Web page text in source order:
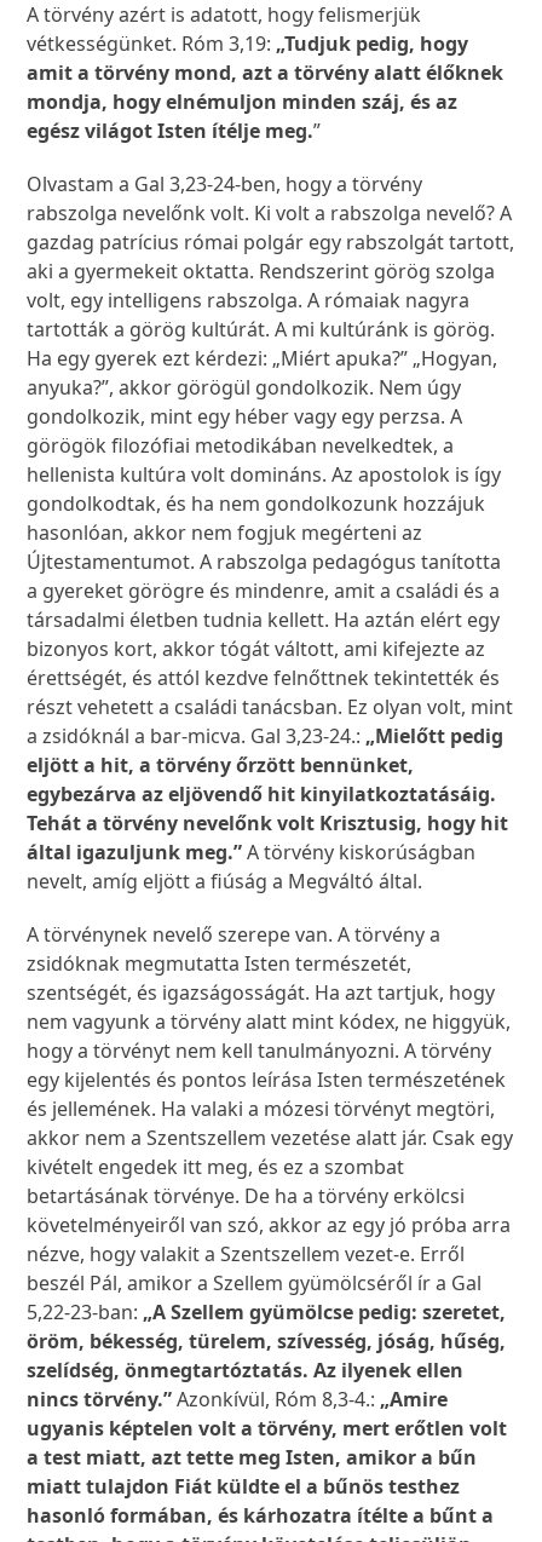
A törvény azért is adatott, hogy felismerjük
vétkességünket. Róm 3,19: „Tudjuk pedig, hogy
amit a törvény mond, azt a törvény alatt élőknek
mondja, hogy elnémuljon minden száj, és az
egész világot Isten ítélje meg.”
Olvastam a Gal 3,23-24-ben, hogy a törvény
rabszolga nevelőnk volt. Ki volt a rabszolga nevelő? A
gazdag patrícius római polgár egy rabszolgát tartott,
aki a gyermekeit oktatta. Rendszerint görög szolga
volt, egy intelligens rabszolga. A rómaiak nagyra
tartották a görög kultúrát. A mi kultúránk is görög.
Ha egy gyerek ezt kérdezi: „Miért apuka?” „Hogyan,
anyuka?”, akkor görögül gondolkozik. Nem úgy
gondolkozik, mint egy héber vagy egy perzsa. A
görögök filozófiai metodikában nevelkedtek, a
hellenista kultúra volt domináns. Az apostolok is így
gondolkodtak, és ha nem gondolkozunk hozzájuk
hasonlóan, akkor nem fogjuk megérteni az
Újtestamentumot. A rabszolga pedagógus tanította
a gyereket görögre és mindenre, amit a családi és a
társadalmi életben tudnia kellett. Ha aztán elért egy
bizonyos kort, akkor tógát váltott, ami kifejezte az
érettségét, és attól kezdve felnőttnek tekintették és
részt vehetett a családi tanácsban. Ez olyan volt, mint
a zsidóknál a bar-micva. Gal 3,23-24.: „Mielőtt pedig
eljött a hit, a törvény őrzött bennünket,
egybezárva az eljövendő hit kinyilatkoztatásáig.
Tehát a törvény nevelőnk volt Krisztusig, hogy hit
által igazuljunk meg.”A törvény kiskorúságban
nevelt, amíg eljött a fiúság a Megváltó által.
A törvénynek nevelő szerepe van. A törvény a
zsidóknak megmutatta Isten természetét,
szentségét, és igazságosságát. Ha azt tartjuk, hogy
nem vagyunk a törvény alatt mint kódex, ne higgyük,
hogy a törvényt nem kell tanulmányozni. A törvény
egy kijelentés és pontos leírása Isten természetének
és jellemének. Ha valaki a mózesi törvényt megtöri,
akkor nem a Szentszellem vezetése alatt jár. Csak egy
kivételt engedek itt meg, és ez a szombat
betartásának törvénye. De ha a törvény erkölcsi
követelményeiről van szó, akkor az egy jó próba arra
nézve, hogy valakit a Szentszellem vezet-e. Erről
beszél Pál, amikor a Szellem gyümölcséről ír a Gal
5,22-23-ban: „A Szellem gyümölcse pedig: szeretet,
öröm, békesség, türelem, szívesség, jóság, hűség,
szelídség, önmegtartóztatás. Az ilyenek ellen
nincs törvény.”Azonkívül, Róm 8,3-4.: „Amire
ugyanis képtelen volt a törvény, mert erőtlen volt
a test miatt, azt tette meg Isten, amikor a bűn
miatt tulajdon Fiát küldte el a bűnös testhez
hasonló formában, és kárhozatra ítélte a bűnt a